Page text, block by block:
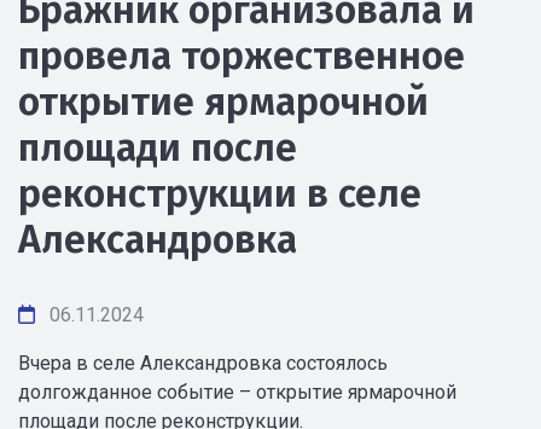
Бражник организовала и
провела торжественное
открытие ярмарочной
площади после
реконструкции в селе
Александровка
06.11.2024
Вчера в селе Александровка состоялось
долгожданное событие – открытие ярмарочной
площади после реконструкции.